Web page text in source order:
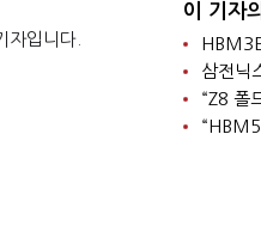
자입니다.
이 기자
삼전닉
“Z8 폴